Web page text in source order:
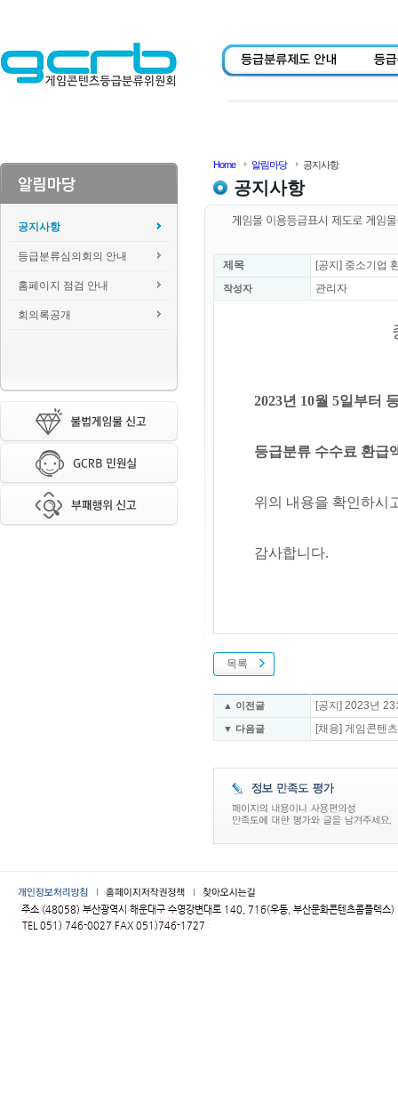
공지사항
등급분류심의회의 안내
홈페이지 점검 안내
회의록공개
Home 알림마당 공지사항
공지사항
제목 [공지] 중소기업
작성자 관리자
2023년 10월 5일부터
등급분류 수수료 환급
위의 내용을 확인하시
감사합니다.
목록
▲ 이전글 [공지] 2023년
▼ 다음글 [채용] 게임콘텐